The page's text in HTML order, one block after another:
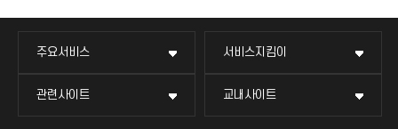
주요서비스 서비스지킴이
관련사이트 교내사이트